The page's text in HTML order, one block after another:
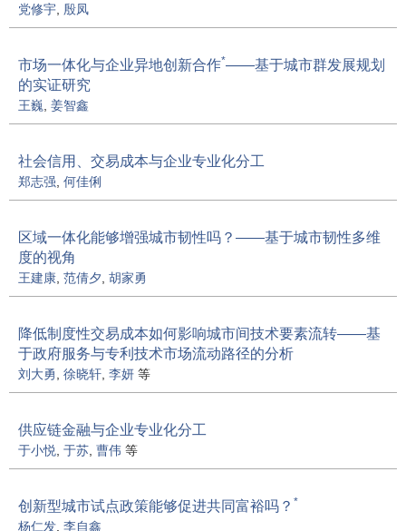
党修宇 殷凤
市场一体化与企业异地创新合作*——基于城市群发展规划
的实证研究
王巍 姜智鑫
社会信用、交易成本与企业专业化分工
郑志强 何佳俐
区域一体化能够增强城市韧性吗？——基于城市韧性多维
度的视角
王建康 范倩夕 胡家勇
降低制度性交易成本如何影响城市间技术要素流转——基
于政府服务与专利技术市场流动路径的分析
刘大勇 徐晓轩 李妍 等
供应链金融与企业专业化分工
于小悦 于苏 曹伟 等
创新型城市试点政策能够促进共同富裕吗？ *
杨仁发 李自鑫